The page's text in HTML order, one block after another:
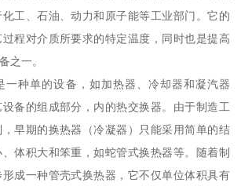
工、石油、动力和原子能等工业部门。它的
程对介质所要求的特定温度，同时也是提高
之一。
一种单的设备，如加热器、冷却器和凝汽器
备的组成部分，内的热交换器。由于制造工
早期的换热器（冷凝器）只能采用简单的结
体积大和笨重，如蛇管式换热器等。随着制
成一种管壳式换热器，它不仅单位体积具有